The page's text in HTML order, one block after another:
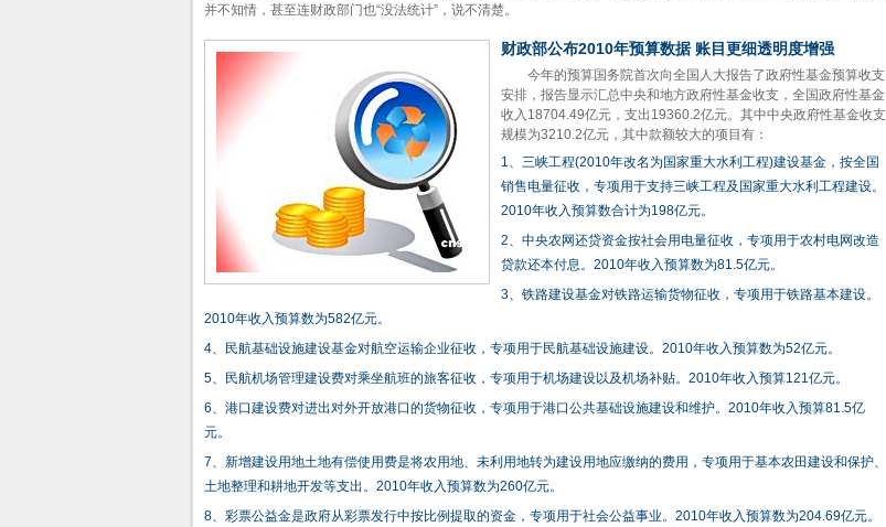
并不知情，甚至连财政部门也“没法统计”，说不清楚。
财政部公布2010年预算数据 账目更细透明度增强
今年的预算国务院首次向全国人大报告了政府性基金预算收支
安排，报告显示汇总中央和地方政府性基金收支，全国政府性基金
收入18704.49亿元，支出19360.2亿元。其中中央政府性基金收支
规模为3210.2亿元，其中款额较大的项目有：
1、三峡工程(2010年改名为国家重大水利工程)建设基金，按全国
销售电量征收，专项用于支持三峡工程及国家重大水利工程建设。
2010年收入预算数合计为198亿元。
2、中央农网还贷资金按社会用电量征收，专项用于农村电网改造
贷款还本付息。2010年收入预算数为81.5亿元。
3、铁路建设基金对铁路运输货物征收，专项用于铁路基本建设。
2010年收入预算数为582亿元。
4、民航基础设施建设基金对航空运输企业征收，专项用于民航基础设施建设。2010年收入预算数为52亿元。
5、民航机场管理建设费对乘坐航班的旅客征收，专项用于机场建设以及机场补贴。2010年收入预算121亿元。
6、港口建设费对进出对外开放港口的货物征收，专项用于港口公共基础设施建设和维护。2010年收入预算81.5亿
元。
7、新增建设用地土地有偿使用费是将农用地、未利用地转为建设用地应缴纳的费用，专项用于基本农田建设和保护、
土地整理和耕地开发等支出。2010年收入预算数为260亿元。
8、彩票公益金是政府从彩票发行中按比例提取的资金，专项用于社会公益事业。2010年收入预算数为204.69亿元。